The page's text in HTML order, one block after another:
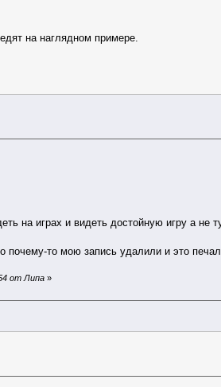
на наглядном примере.
на играх и видеть достойную игру а не
почему-то мою запись удалили и это
от Липа »